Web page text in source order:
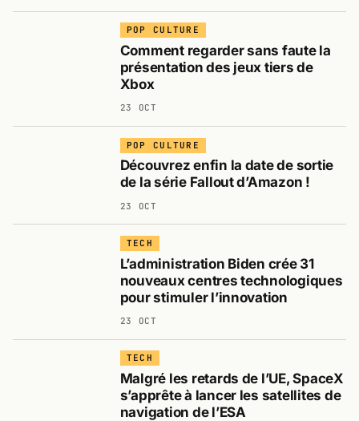
POP CULTURE
Comment regarder sans faute la
présentation des jeux tiers de
Xbox
23 OCT
POP CULTURE
Découvrez enfin la date de sortie
de la série Fallout d’Amazon !
23 OCT
TECH
L’administration Biden crée 31
nouveaux centres technologiques
pour stimuler l’innovation
23 OCT
TECH
Malgré les retards de l’UE, SpaceX
s’apprête à lancer les satellites de
navigation de l’ESA